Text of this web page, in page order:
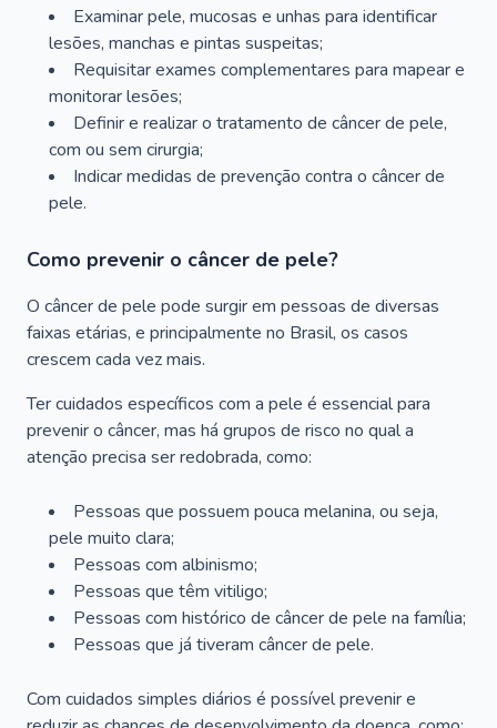
Examinar pele, mucosas e unhas para identificar
lesões, manchas e pintas suspeitas;
Requisitar exames complementares para mapear e
monitorar lesões;
Definir e realizar o tratamento de câncer de pele,
com ou sem cirurgia;
Indicar medidas de prevenção contra o câncer de
pele.
Como prevenir o câncer de pele?
O câncer de pele pode surgir em pessoas de diversas
faixas etárias, e principalmente no Brasil, os casos
crescem cada vez mais.
Ter cuidados específicos com a pele é essencial para
prevenir o câncer, mas há grupos de risco no qual a
atenção precisa ser redobrada, como:
Pessoas que possuem pouca melanina, ou seja,
pele muito clara;
Pessoas com albinismo;
Pessoas que têm vitiligo;
Pessoas com histórico de câncer de pele na família;
Pessoas que já tiveram câncer de pele.
Com cuidados simples diários é possível prevenir e